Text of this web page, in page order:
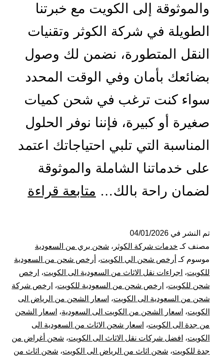
والموثوقة إلى الكويت مع خبرتنا
الطويلة في شركة الكوثر وتقنيات
النقل المتطورة، نضمن لك وصول
بضائعك بأمان وفي الوقت المحدد
سواء كنت ترغب في شحن كميات
صغيرة أو كبيرة، فإننا نوفر الحلول
المناسبة التي تلبي احتياجاتك اعتمد
على خدماتنا الشاملة والموثوقة
لضمان راحة بالك… متابعة قراءة
جدة
الي
نقل
تم النشر في 04/01/2026
مصنف كـ خدمات شركة الكوثر ، شحن بري من السعودية
موسوم كـ أرخص شحن الي الكويت، أرخص شحن من السعودية
للكويت، اجراءات نقل الاثاث من السعودية الى الكويت، ارخص
شحن للكويت، ارخص شحن من السعودية للكويت، ارخص شركة
شحن من السعودية الى الكويت، اسعار الشحن من الرياض الى
الكويت، اسعار الشحن من الكويت الى السعودية، اسعار الشحن
من جدة الى الكويت، اسعار شحن الاثاث من السعودية الى
الكويت، افضل شركات نقل الاثاث الى الكويت، شحن أغراض من
جدة للكويت، شحن اثاث من الرياض الى الكويت، شحن اثاث من